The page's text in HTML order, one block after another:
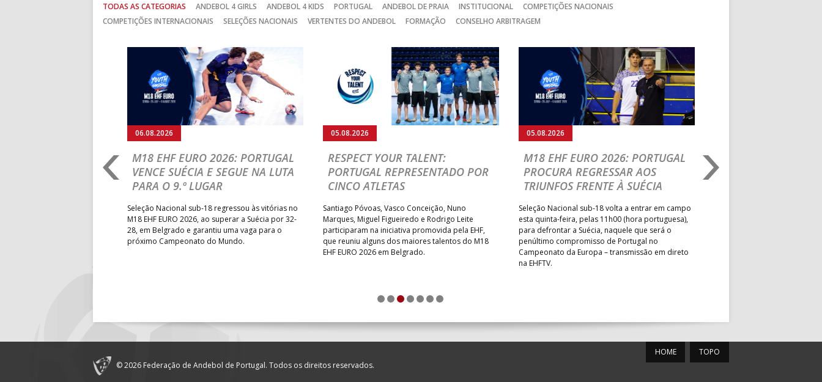
15:00 13 VITÓRIA SC _ - _ AD CARVALHOS
DESP. UNIDADE
GINÁSIOCSTIRSO / RETROTARGET _ - _
MARÍTIMO MADEIRA ANDEBOL
SAD
MUN. STº TIRSO
11 FC PORTO _ - _ ABC DE BRAGA /Lusíadas Saude
DRAGÃO ARENA
17:00
142 CALE _ - _ ABC DE BRAGA /OBO Bettermann
MUN. LEÇA PALMEIRA
18:30
14 PÓVOA AC / Bodegão/CCR/Proteu _ - _ SL BENFICA
MUN. PÓVOA VARZIM
19:00
140 CD FEIRENSE /Movit _ - _ CJ A. GARRETT /Pristivus PAV. GIMN. S. JOÃO VER
6-SET-2026
15:00 147 MADEIRA SAD
ESC. BARTOLOMEU
TODAS AS CATEGORIAS ANDEBOL 4 GIRLS ANDEBOL 4 KIDS PORTUGAL ANDEBOL DE PRAIA INSTITUCIONAL
COMPETIÇÕES NACIONAIS
COMPETIÇÕES INTERNACIONAIS
SELEÇÕES NACIONAIS VERTENTES DO ANDEBOL FORMAÇÃO CONSELHO ARBITRAGEM
06.08.2026
M18 EHF EURO 2026: PORTUGAL
VENCE SUÉCIA E SEGUE NA LUTA
PARA O 9.º LUGAR
Seleção Nacional sub-18 regressou às vitórias no
M18 EHF EURO 2026, ao superar a Suécia por 32-
28, em Belgrado e garantiu uma vaga para o
próximo Campeonato do Mundo.
05.08.2026
RESPECT YOUR TALENT:
PORTUGAL REPRESENTADO POR
CINCO ATLETAS
Santiago Póvoas, Vasco Conceição, Nuno
Marques, Miguel Figueiredo e Rodrigo Leite
participaram na iniciativa promovida pela EHF,
que reuniu alguns dos maiores talentos do M18
EHF EURO 2026 em Belgrado.
05.08.2026
M18 EHF EURO 2026: PORTUGAL
PROCURA REGRESSAR AOS
TRIUNFOS FRENTE À SUÉCIA
Seleção Nacional sub-18 volta a entrar em campo
esta quinta-feira, pelas 11h00 (hora portuguesa),
para defrontar a Suécia, naquele que será o
penúltimo compromisso de Portugal no
Campeonato da Europa – transmissão em direto
na EHFTV.
1 2 3 4 5 6 7
TOPO
HOME
© 2026 Federação de Andebol de Portugal. Todos os direitos reservados.